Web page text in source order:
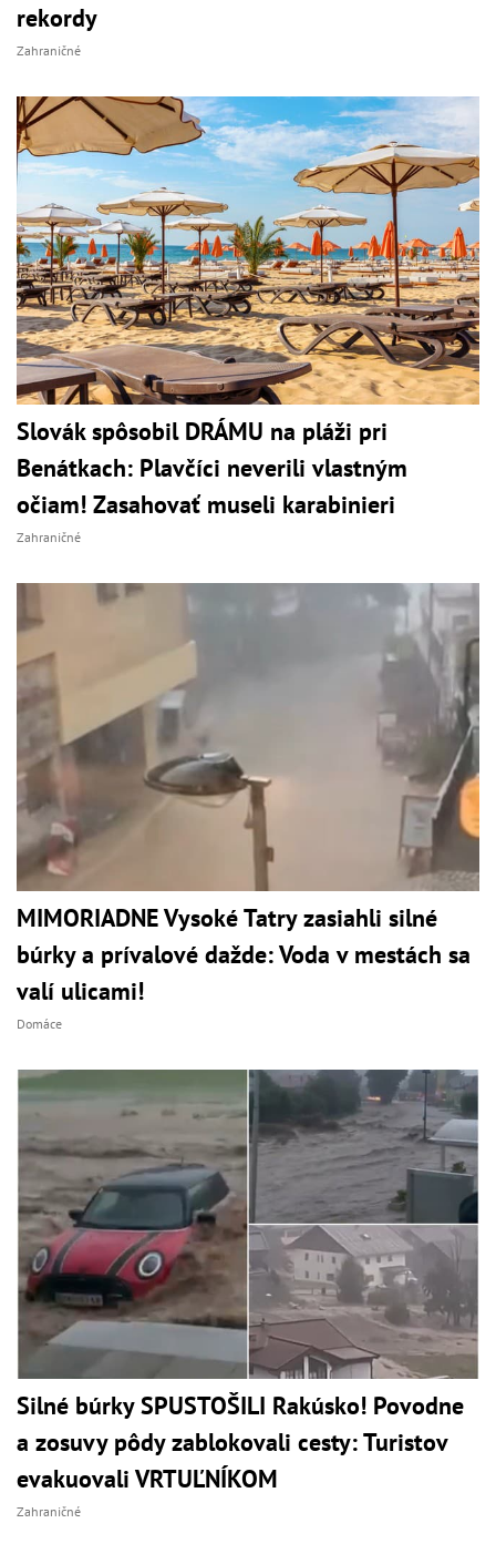
rekordy
Zahraničné
Slovák spôsobil DRÁMU na pláži pri
Benátkach: Plavčíci neverili vlastným
očiam! Zasahovať museli karabinieri
Zahraničné
MIMORIADNE Vysoké Tatry zasiahli silné
búrky a prívalové dažde: Voda v mestách sa
valí ulicami!
Domáce
Silné búrky SPUSTOŠILI Rakúsko! Povodne
a zosuvy pôdy zablokovali cesty: Turistov
evakuovali VRTUĽNÍKOM
Zahraničné